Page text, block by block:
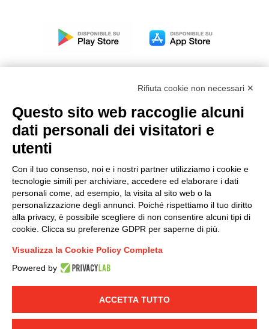
LINKEDIN YOUTUBE
© 2019 - DKC Europe - -
Cookie-Yourbiz
Modello organizzativo, gestione e controllo – D. lgs.
231/2001
Condizioni generali di vendita DKC Power Solutions
Condizioni generali di acquisto
Codice etico
Rifiuta cookie non necessari ✕
Questo sito web raccoglie alcuni
dati personali dei visitatori e
utenti
Con il tuo consenso, noi e i nostri partner utilizziamo i cookie e
tecnologie simili per archiviare, accedere ed elaborare i dati
personali come, ad esempio, la visita al sito web o la
personalizzazione degli annunci. Poiché rispettiamo il tuo diritto
alla privacy, è possibile scegliere di non consentire alcuni tipi di
cookie. Clicca su preferenze GDPR per saperne di più.
Visualizza la Cookie Policy Completa
Powered by
ACCETTA TUTTO